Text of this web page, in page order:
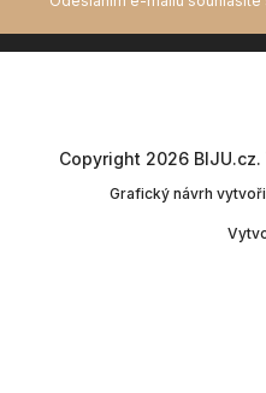
Copyright 2026 BIJU.cz.
Grafický návrh